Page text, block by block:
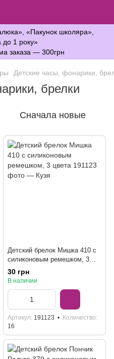
«Пакунок школяра»,
до 1 року»
заказа — 300грн
Детские часы, фонарики,
брелки
Сначала новые
Детский брелок Мишка 410 с
силиконовым ремешком, 3
цвета
30 грн
В наличии
Артикул 191123
Количество
16